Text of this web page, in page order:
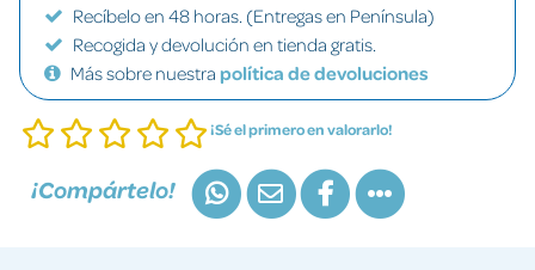
Recíbelo en 48 horas. (Entregas en Península)
Recogida y devolución en tienda gratis.
Más sobre nuestra política de devoluciones
¡Sé el primero en valorarlo!
¡Compártelo!